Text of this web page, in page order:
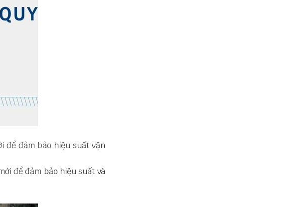
để đảm bảo hiệu suất vận
để đảm bảo hiệu suất và